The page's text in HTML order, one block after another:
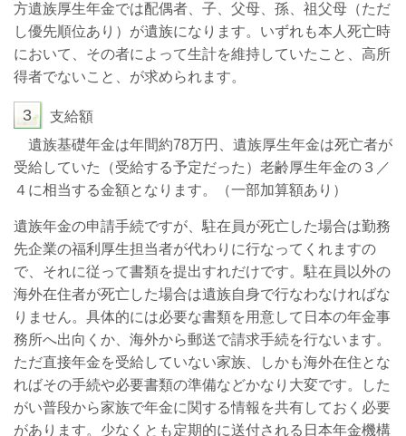
方遺族厚生年金では配偶者、子、父母、孫、祖父母（ただ
し優先順位あり）が遺族になります。いずれも本人死亡時
において、その者によって生計を維持していたこと、高所
得者でないこと、が求められます。
3
支給額
遺族基礎年金は年間約78万円、遺族厚生年金は死亡者が
受給していた（受給する予定だった）老齢厚生年金の３／
４に相当する金額となります。（一部加算額あり）
遺族年金の申請手続ですが、駐在員が死亡した場合は勤務
先企業の福利厚生担当者が代わりに行なってくれますの
で、それに従って書類を提出すれだけです。駐在員以外の
海外在住者が死亡した場合は遺族自身で行なわなければな
りません。具体的には必要な書類を用意して日本の年金事
務所へ出向くか、海外から郵送で請求手続を行ないます。
ただ直接年金を受給していない家族、しかも海外在住とな
ればその手続や必要書類の準備などかなり大変です。した
がい普段から家族で年金に関する情報を共有しておく必要
があります。少なくとも定期的に送付される日本年金機構